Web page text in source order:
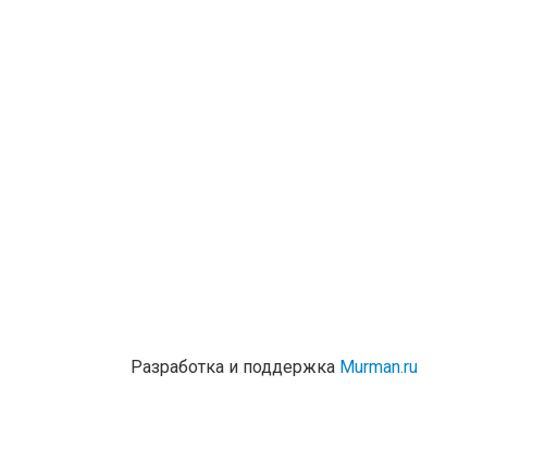
Разработка и поддержка Murman.ru